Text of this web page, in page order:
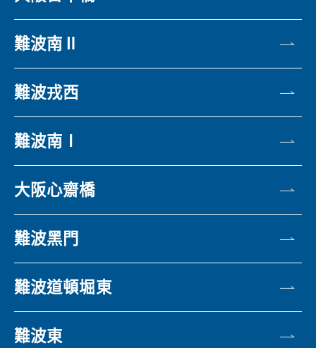
難波南Ⅱ
難波戎西
難波南Ⅰ
大阪心齋橋
難波黑門
難波道頓堀東
難波東